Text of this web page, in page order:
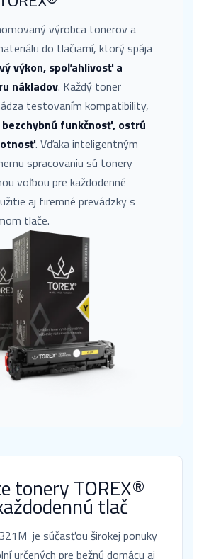
výrobca tonerov a
do tlačiarní, ktorý spája
výkon, spoľahlivosť a
nákladov. Každý toner
testovaním kompatibility,
bezchybnú funkčnosť, ostrú
. Vďaka inteligentným
spracovaniu sú tonery
voľbou pre každodenné
aj firemné prevádzky s
tlače.
tonery TOREX®
tlač
je súčasťou širokej ponuky
určených pre bežnú domácu aj